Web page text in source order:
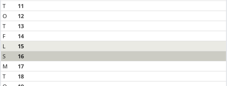
T
11
O
12
T
13
F
14
L
15
S
16
M
17
T
18